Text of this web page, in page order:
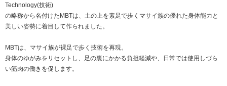
Technology(技術)
の略称から名付けたMBTは、土の上を素足で歩くマサイ族の優れた身体能力と
美しい姿勢に着目して作られました。
MBTは、マサイ族が裸足で歩く技術を再現。
身体のゆがみをリセットし、足の裏にかかる負担軽減や、日常では使用しづら
い筋肉の働きを促します。